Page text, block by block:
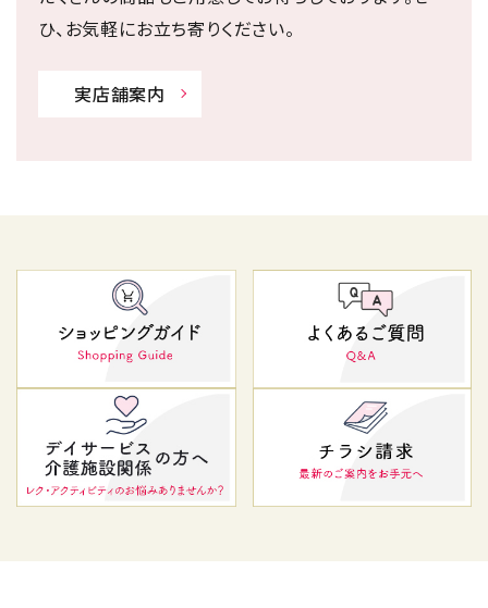
ひ、お気軽にお立ち寄りください。
実店舗案内